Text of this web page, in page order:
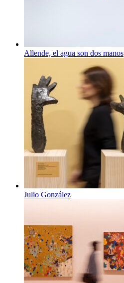
Allende, el agua son dos manos
Julio González